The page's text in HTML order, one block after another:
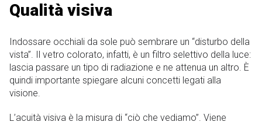
Qualità visiva
Indossare occhiali da sole può sembrare un “disturbo della
vista”. Il vetro colorato, infatti, è un filtro selettivo della luce:
lascia passare un tipo di radiazione e ne attenua un altro. È
quindi importante spiegare alcuni concetti legati alla
visione.
L’acuità visiva è la misura di “ciò che vediamo”. Viene